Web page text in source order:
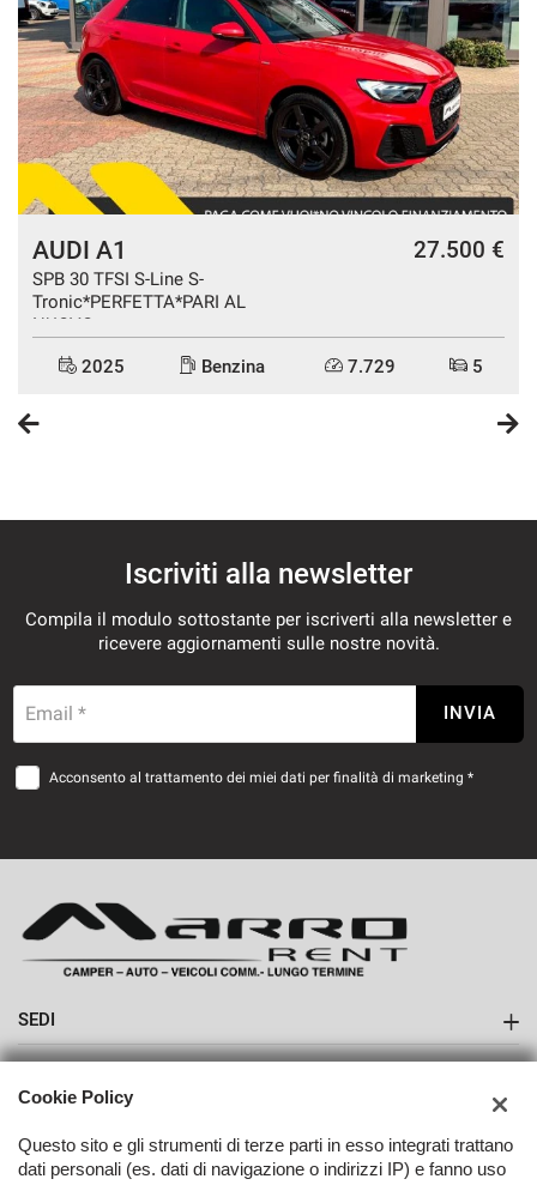
AUDI A1
SPB 30 TFSI S-Line S-
Tronic*PERFETTA*PARI AL
NUOVO
27.500 €
2025 Benzina 7.729 5
Iscriviti alla newsletter
Compila il modulo sottostante per iscriverti alla newsletter e
ricevere aggiornamenti sulle nostre novità.
Email * INVIA
Acconsento al trattamento dei miei dati per finalità di marketing *
SEDI
Sede di Boves
AZIENDA
Contatti
Cookie Policy
Questo sito e gli strumenti di terze parti in esso integrati trattano
dati personali (es. dati di navigazione o indirizzi IP) e fanno uso